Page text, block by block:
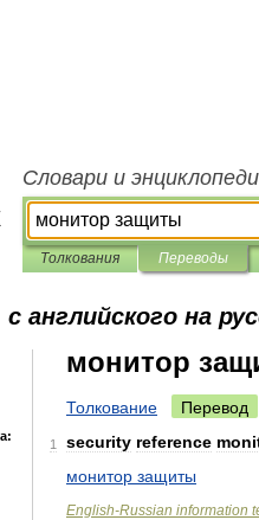
Словари и
Толкования Переводы
с английского на
монитор
Толкование Перевод
1 security reference
монитор защиты
English-Russian information